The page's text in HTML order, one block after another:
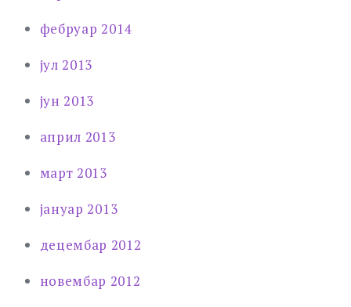
фебруар 2014
јул 2013
јун 2013
април 2013
март 2013
јануар 2013
децембар 2012
новембар 2012